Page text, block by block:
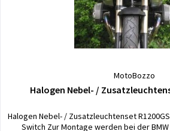
MotoBozzo
Halogen Nebel- /
Halogen Nebel- / Zusatzleuchtenset
Switch Zur Montage werden bei der